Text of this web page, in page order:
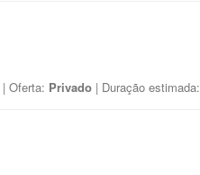
| Oferta: Privado | Duração estimada: